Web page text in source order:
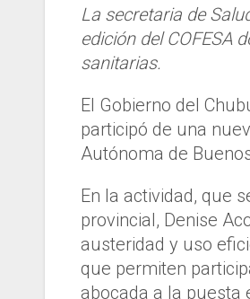
La secretaria de
edición del COFESA
sanitarias.
El Gobierno del
participó de una
Autónoma de
En la actividad, que
provincial, Denise
austeridad y uso
que permiten
abocada a la puesta